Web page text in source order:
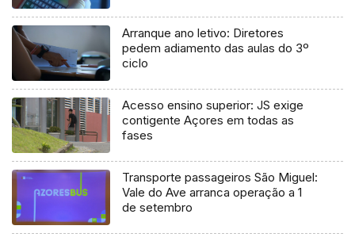
Arranque ano letivo: Diretores
pedem adiamento das aulas do 3º
ciclo
Acesso ensino superior: JS exige
contigente Açores em todas as
fases
Transporte passageiros São Miguel:
Vale do Ave arranca operação a 1
de setembro